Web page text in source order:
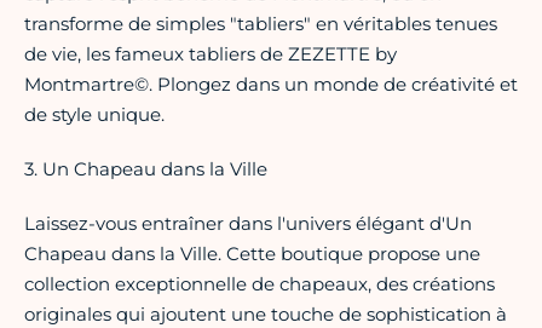
transforme de simples "tabliers" en véritables tenues
de vie, les fameux tabliers de ZEZETTE by
Montmartre©. Plongez dans un monde de créativité et
de style unique.
3. Un Chapeau dans la Ville
Laissez-vous entraîner dans l'univers élégant d'Un
Chapeau dans la Ville. Cette boutique propose une
collection exceptionnelle de chapeaux, des créations
originales qui ajoutent une touche de sophistication à